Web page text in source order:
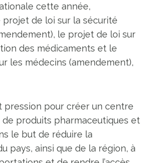
cette année,
de loi sur la sécurité
le projet de loi sur
des médicaments et le
les médecins (amendement),
pression pour créer un centre
produits pharmaceutiques et
le but de réduire la
pays, ainsi que de la région, à